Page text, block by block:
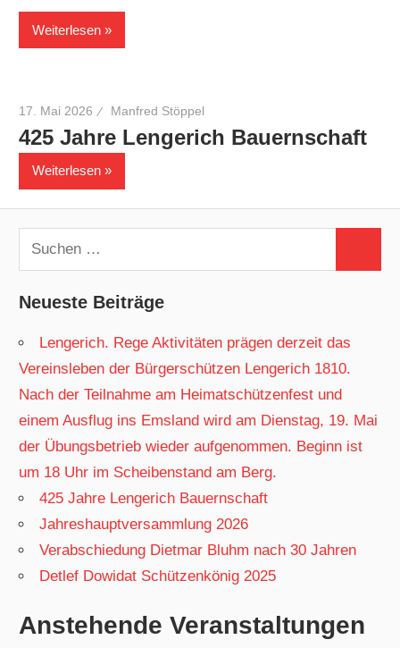
Weiterlesen
17. Mai 2026 Manfred Stöppel
425 Jahre Lengerich Bauernschaft
Weiterlesen
Suchen
nach:
Neueste Beiträge
Lengerich. Rege Aktivitäten prägen derzeit das
Vereinsleben der Bürgerschützen Lengerich 1810.
Nach der Teilnahme am Heimatschützenfest und
einem Ausflug ins Emsland wird am Dienstag, 19. Mai
der Übungsbetrieb wieder aufgenommen. Beginn ist
um 18 Uhr im Scheibenstand am Berg.
425 Jahre Lengerich Bauernschaft
Jahreshauptversammlung 2026
Verabschiedung Dietmar Bluhm nach 30 Jahren
Detlef Dowidat Schützenkönig 2025
Anstehende Veranstaltungen